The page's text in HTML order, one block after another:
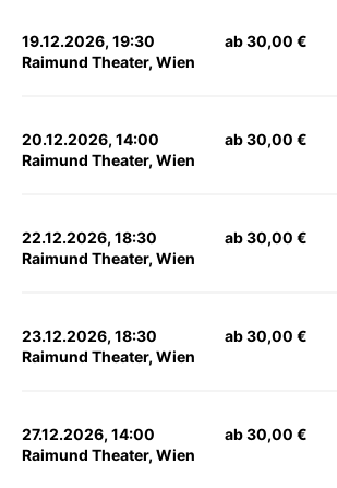
19.12.2026, 19:30
Raimund Theater, Wien
ab 30,00 €
20.12.2026, 14:00
Raimund Theater, Wien
ab 30,00 €
22.12.2026, 18:30
Raimund Theater, Wien
ab 30,00 €
23.12.2026, 18:30
Raimund Theater, Wien
ab 30,00 €
27.12.2026, 14:00
Raimund Theater, Wien
ab 30,00 €